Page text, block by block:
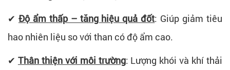
✔ Độ ẩm thấp – tăng hiệu quả đốt: Giúp giảm tiêu
hao nhiên liệu so với than có độ ẩm cao.
✔ Thân thiện với môi trường: Lượng khói và khí thải